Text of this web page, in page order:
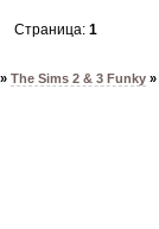
Страница:1
» The Sims 2 & 3 Funky »